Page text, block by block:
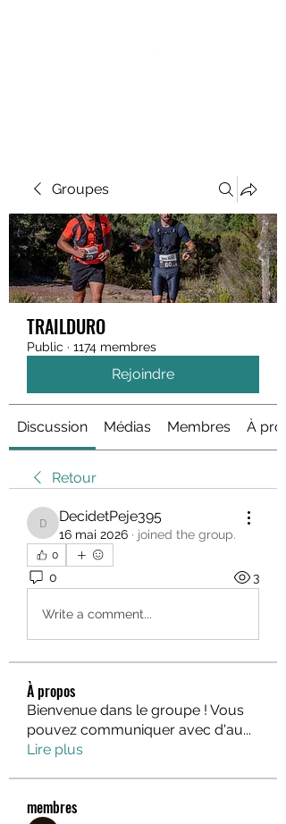
Groupes
TRAILDURO
Public · 1174 membres
Rejoindre
Discussion Médias Membres À
Retour
DecidetPeje395
DecidetPeje395
16 mai 2026 · joined the group.
0
0 3
Write a comment...
À propos
Bienvenue dans le groupe ! Vous
pouvez communiquer avec d'au...
Lire plus
membres